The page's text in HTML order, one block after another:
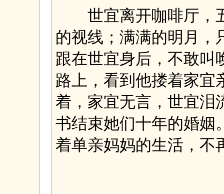
世宜离开咖啡厅，
的视线；满满的明月，
跟在世宜身后，不敢叫
路上，看到他搂着家宜
着，家宜无言，世宜泪
书结束她们十年的婚姻
着单亲妈妈的生活，不